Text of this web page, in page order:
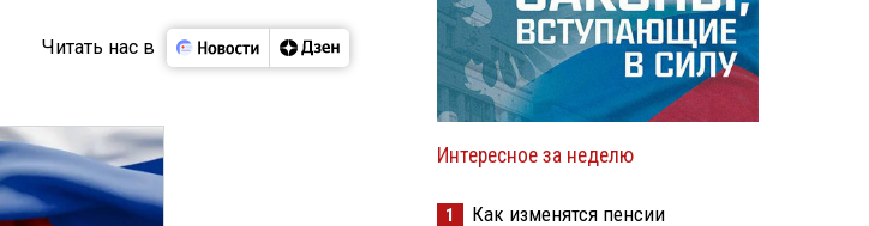
Читать нас в
Интересное за неделю
1
Как изменятся пенсии